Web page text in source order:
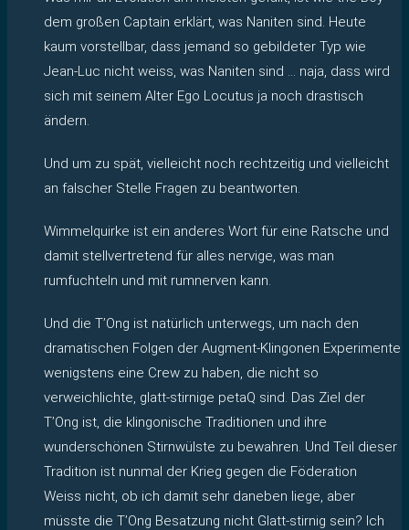
dem großen Captain erklärt, was Naniten sind. Heute
kaum vorstellbar, dass jemand so gebildeter Typ wie
Jean-Luc nicht weiss, was Naniten sind … naja, dass wird
sich mit seinem Alter Ego Locutus ja noch drastisch
ändern.
Und um zu spät, vielleicht noch rechtzeitig und vielleicht
an falscher Stelle Fragen zu beantworten.
Wimmelquirke ist ein anderes Wort für eine Ratsche und
damit stellvertretend für alles nervige, was man
rumfuchteln und mit rumnerven kann.
Und die T’Ong ist natürlich unterwegs, um nach den
dramatischen Folgen der Augment-Klingonen Experimente
wenigstens eine Crew zu haben, die nicht so
verweichlichte, glatt-stirnige petaQ sind. Das Ziel der
T’Ong ist, die klingonische Traditionen und ihre
wunderschönen Stirnwülste zu bewahren. Und Teil dieser
Tradition ist nunmal der Krieg gegen die Föderation
Weiss nicht, ob ich damit sehr daneben liege, aber
müsste die T’Ong Besatzung nicht Glatt-stirnig sein? Ich